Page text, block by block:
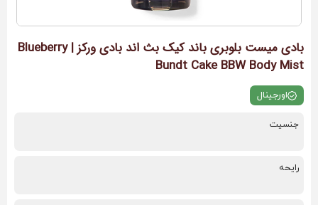
بادی میست بلوبری باند کیک بث اند بادی ورکز | Blueberry
Bundt Cake BBW Body Mist
اورجینال
جنسیت
رایحه